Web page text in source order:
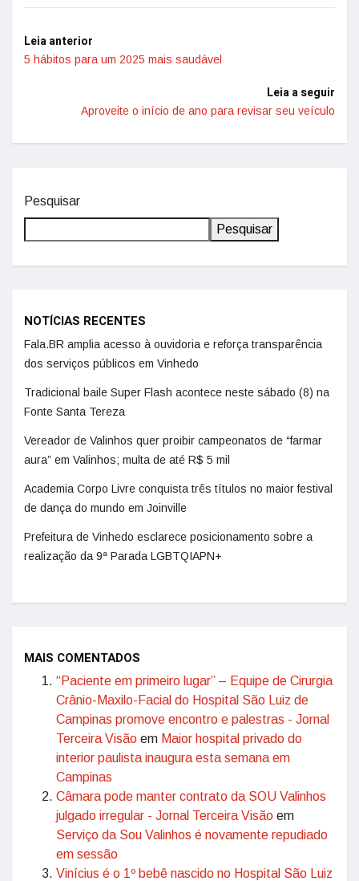
Leia anterior
5 hábitos para um 2025 mais saudável
Leia a seguir
Aproveite o início de ano para revisar seu veículo
Pesquisar
Pesquisar
NOTÍCIAS RECENTES
Fala.BR amplia acesso à ouvidoria e reforça transparência
dos serviços públicos em Vinhedo
Tradicional baile Super Flash acontece neste sábado (8) na
Fonte Santa Tereza
Vereador de Valinhos quer proibir campeonatos de “farmar
aura” em Valinhos; multa de até R$ 5 mil
Academia Corpo Livre conquista três títulos no maior festival
de dança do mundo em Joinville
Prefeitura de Vinhedo esclarece posicionamento sobre a
realização da 9ª Parada LGBTQIAPN+
MAIS COMENTADOS
“Paciente em primeiro lugar” – Equipe de Cirurgia
Crânio-Maxilo-Facial do Hospital São Luiz de
Campinas promove encontro e palestras - Jornal
Terceira Visão em Maior hospital privado do
interior paulista inaugura esta semana em
Campinas
Câmara pode manter contrato da SOU Valinhos
julgado irregular - Jornal Terceira Visão em
Serviço da Sou Valinhos é novamente repudiado
em sessão
Vinícius é o 1º bebê nascido no Hospital São Luiz